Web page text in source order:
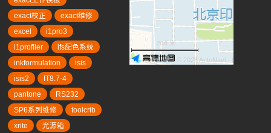
exact校正
exact维修
excel
i1pro3
i1profiler
ifs配色系统
inkformulation
isis
isis2
IT8.7-4
pantone
RS232
SP6系列维修
toolcrib
xrite
光源箱
200 米
© 2026 AutoNavi -